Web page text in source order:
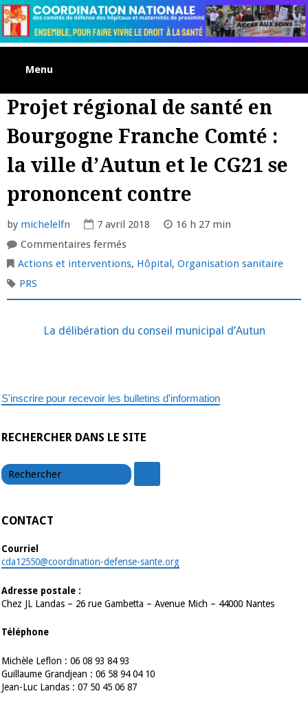
Skip
to
content
Menu
Projet régional de santé en
Bourgogne Franche Comté :
la ville d’Autun et le CG21 se
prononcent contre
by michelelfn 7 avril 2018
16 h 27 min
Commentaires ferméssur
régional
de
Bourgogne
:
se
prononcent
Actions et interventions, Hôpital , Organisation sanitaire
PRS
La délibération du conseil municipal d’Autun
S'inscrire pour recevoir les bulletins d'information
RECHERCHER DANS LE SITE
CONTACT
Courriel
cda12550@coordination-defense-sante.org
Adresse postale :
Chez JL Landas – 26 rue Gambetta – Avenue Mich – 44000 Nantes
Téléphone
Michèle Leflon : 06 08 93 84 93
Guillaume Grandjean : 06 58 94 04 10
Jean-Luc Landas : 07 50 45 06 87